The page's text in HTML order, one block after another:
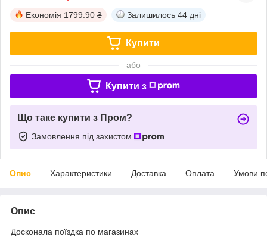
Економія 1799.90 ₴ Залишилось 44 дні
Купити
або
Купити з
Що таке купити з Пром?
Замовлення під захистом
Опис Характеристики Доставка Оплата Умови
Опис
Досконала поїздка по магазинах